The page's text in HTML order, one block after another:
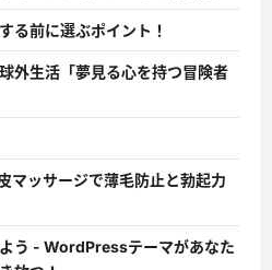
る前に選ぶポイント！
外生活「夢見る心を持つ冒険者
マッサージで薄毛防止と勃起力
う - WordPressテーマがあなた